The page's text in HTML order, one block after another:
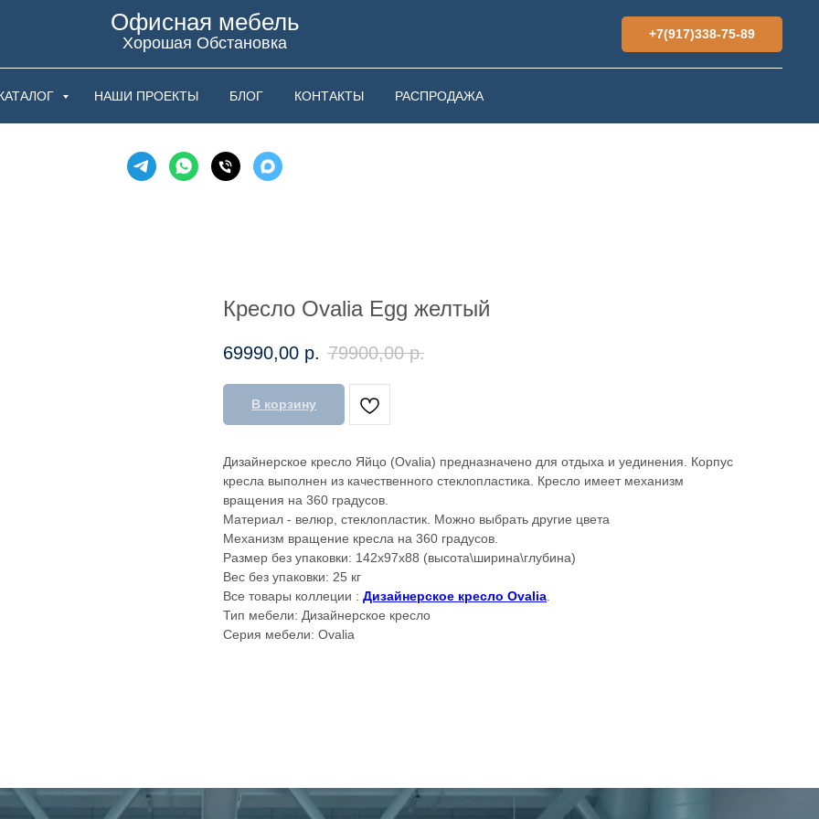
Офисная мебель
Хорошая Обстановка +7(917)338-75-89
НАШИ ПРОЕКТЫ БЛОГ КОНТАКТЫ РАСПРОДАЖА
Кресло Ovalia Egg желтый
69990,00 р. 79900,00 р.
В корзину
Дизайнерское кресло Яйцо (Ovalia) предназначено для отдыха и уединения. Корпус
кресла выполнен из качественного стеклопластика. Кресло имеет механизм
вращения на 360 градусов.
Материал - велюр, стеклопластик. Можно выбрать другие цвета
Механизм вращение кресла на 360 градусов.
Размер без упаковки: 142х97х88 (высота\ширина\глубина)
Вес без упаковки: 25 кг
Все товары коллеции : Дизайнерское кресло Ovalia.
Тип мебели: Дизайнерское кресло
Серия мебели: Ovalia